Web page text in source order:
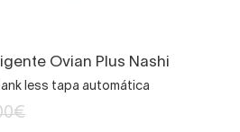
Ovian Plus Nashi
less tapa automática